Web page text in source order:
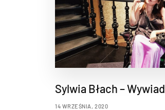
Sylwia Błach – Wywiad
14 WRZEŚNIA, 2020